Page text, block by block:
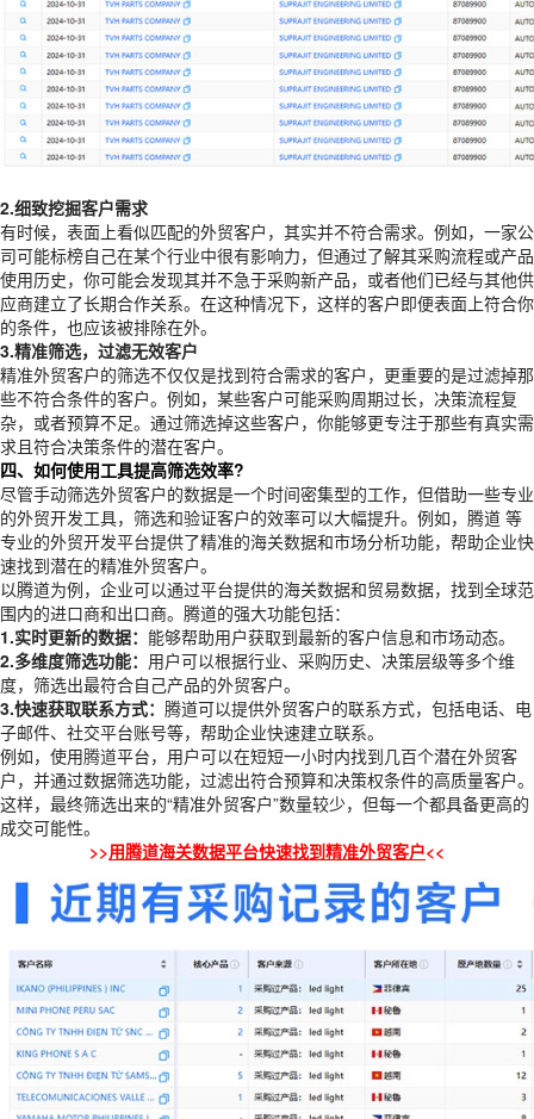
2.细致挖掘客户需求
有时候，表面上看似匹配的外贸客户，其实并不符合需求。例如，一家公
司可能标榜自己在某个行业中很有影响力，但通过了解其采购流程或产品
使用历史，你可能会发现其并不急于采购新产品，或者他们已经与其他供
应商建立了长期合作关系。在这种情况下，这样的客户即便表面上符合你
的条件，也应该被排除在外。
3.精准筛选，过滤无效客户
精准外贸客户的筛选不仅仅是找到符合需求的客户，更重要的是过滤掉那
些不符合条件的客户。例如，某些客户可能采购周期过长，决策流程复
杂，或者预算不足。通过筛选掉这些客户，你能够更专注于那些有真实需
求且符合决策条件的潜在客户。
四、如何使用工具提高筛选效率?
尽管手动筛选外贸客户的数据是一个时间密集型的工作，但借助一些专业
的外贸开发工具，筛选和验证客户的效率可以大幅提升。例如，腾道 等
专业的外贸开发平台提供了精准的海关数据和市场分析功能，帮助企业快
速找到潜在的精准外贸客户。
以腾道为例，企业可以通过平台提供的海关数据和贸易数据，找到全球范
围内的进口商和出口商。腾道的强大功能包括：
1.实时更新的数据： 能够帮助用户获取到最新的客户信息和市场动态。
2.多维度筛选功能： 用户可以根据行业、采购历史、决策层级等多个维
度，筛选出最符合自己产品的外贸客户。
3.快速获取联系方式： 腾道可以提供外贸客户的联系方式，包括电话、电
子邮件、社交平台账号等，帮助企业快速建立联系。
例如，使用腾道平台，用户可以在短短一小时内找到几百个潜在外贸客
户，并通过数据筛选功能，过滤出符合预算和决策权条件的高质量客户。
这样，最终筛选出来的“精准外贸客户”数量较少，但每一个都具备更高的
成交可能性。
>>用腾道海关数据平台快速找到精准外贸客户<<